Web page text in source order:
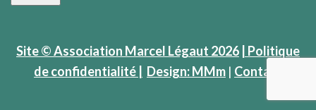
Site © Association Marcel Légaut 2026 | Politique
de confidentialité |
Design: MMm | Contact